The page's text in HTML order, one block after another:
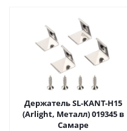
Держатель SL-KANT-H15
(Arlight, Металл) 019345 в
Самаре